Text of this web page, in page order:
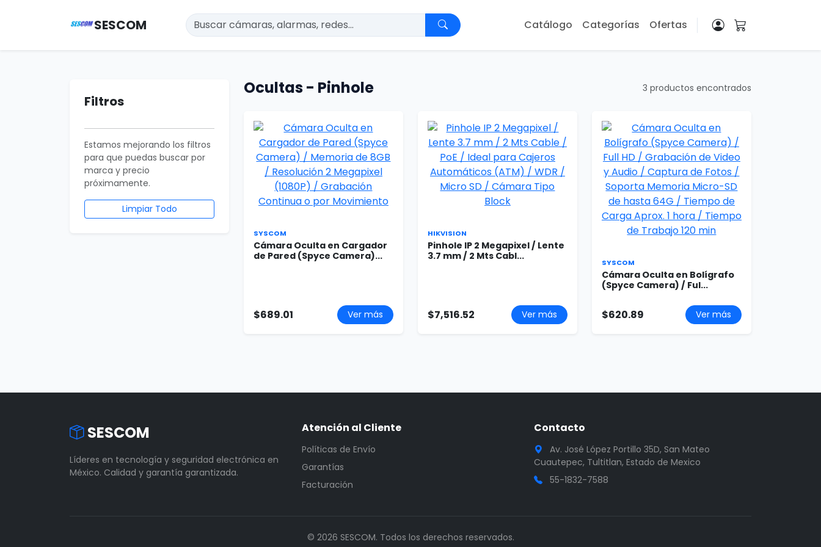
SESCOM Catálogo Categorías Ofertas
Filtros
Estamos mejorando los filtros
para que puedas buscar por
marca y precio
próximamente.
Limpiar Todo
Ocultas - Pinhole 3 productos encontrados
SYSCOM
Cámara Oculta en Cargador
de Pared (Spyce Camera)...
$689.01 Ver más
HIKVISION
Pinhole IP 2 Megapixel / Lente
3.7 mm / 2 Mts Cabl...
$7,516.52 Ver más
SYSCOM
Cámara Oculta en Bolígrafo
(Spyce Camera) / Ful...
$620.89 Ver más
SESCOM
Líderes en tecnología y seguridad electrónica en
México. Calidad y garantía garantizada.
Atención al Cliente
Políticas de Envío
Garantías
Facturación
Contacto
Av. José López Portillo 35D, San Mateo
Cuautepec, Tultitlan, Estado de Mexico
55-1832-7588
© 2026 SESCOM. Todos los derechos reservados.